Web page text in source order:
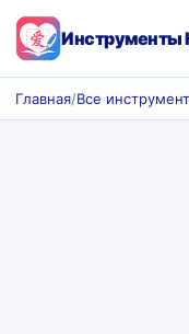
Инструменты
Главная/Все